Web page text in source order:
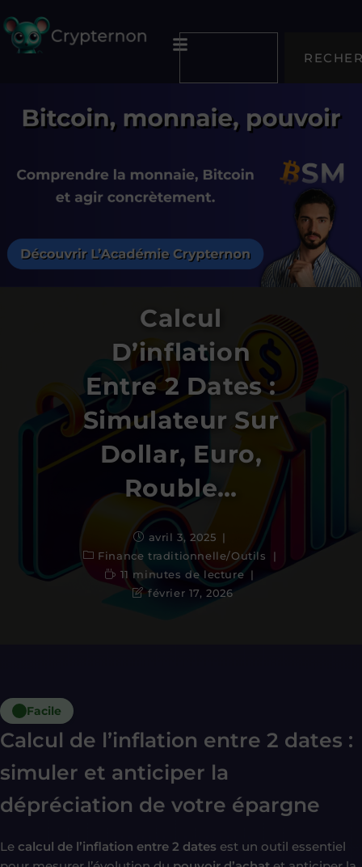
Calcul
D’inflation
Entre 2 Dates :
Simulateur Sur
Dollar, Euro,
Rouble…
avril 3, 2025
Finance traditionnelle/Outils
11 minutes de lecture
février 17, 2026
Facile
Calcul de l’inflation entre 2 dates :
simuler et anticiper la
dépréciation de votre épargne
Le calcul de l’inflation entre 2 dates est un outil essentiel